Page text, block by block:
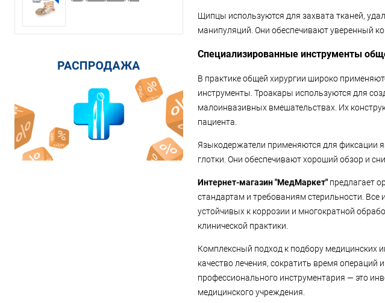
Щипцы используются для захвата тканей,
манипуляций. Они обеспечивают уверенный
Специализированные инструменты
В практике общей хирургии широко
инструменты. Троакары используются для
малоинвазивных вмешательствах. Их
пациента.
Языкодержатели применяются для фиксации
глотки. Они обеспечивают хороший обзор и
Интернет-магазин "МедМаркет" предлагает
стандартам и требованиям стерильности.
устойчивых к коррозии и многократной
клинической практики.
Комплексный подход к подбору медицинских
качество лечения, сократить время
профессионального инструментария — это
медицинского учреждения.